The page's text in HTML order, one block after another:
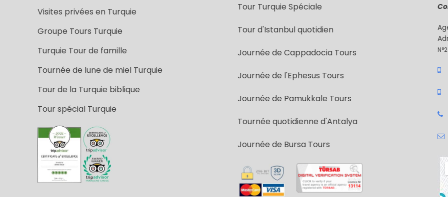
Visites privées en Turquie
Groupe Tours Turquie
Turquie Tour de famille
Tournée de lune de miel Turquie
Tour de la Turquie biblique
Tour spécial Turquie
Tour Turquie Spéciale
Tour d'Istanbul quotidien
Journée de Cappadocia Tours
Journée de l'Ephesus Tours
Journée de Pamukkale Tours
Tournée quotidienne d'Antalya
Journée de Bursa Tours